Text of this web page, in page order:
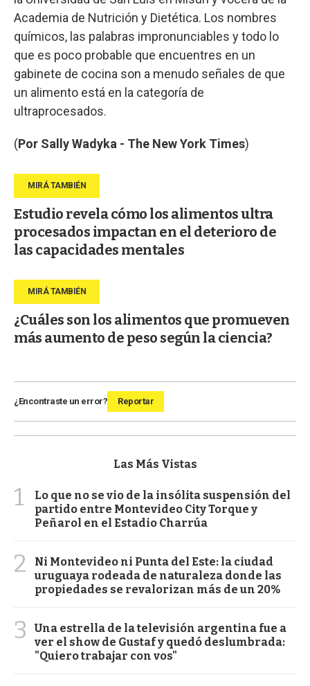
Academia de Nutrición y Dietética. Los nombres
químicos, las palabras impronunciables y todo lo
que es poco probable que encuentres en un
gabinete de cocina son a menudo señales de que
un alimento está en la categoría de
ultraprocesados.
(Por Sally Wadyka - The New York Times)
Estudio revela cómo los alimentos ultra
procesados impactan en el deterioro de
las capacidades mentales
¿Cuáles son los alimentos que promueven
más aumento de peso según la ciencia?
¿Encontraste un error? Reportar
Las Más Vistas
1
Lo que no se vio de la insólita suspensión del
partido entre Montevideo City Torque y
Peñarol en el Estadio Charrúa
2
Ni Montevideo ni Punta del Este: la ciudad
uruguaya rodeada de naturaleza donde las
propiedades se revalorizan más de un 20%
3
Una estrella de la televisión argentina fue a
ver el show de Gustaf y quedó deslumbrada:
"Quiero trabajar con vos"